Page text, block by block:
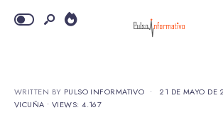
WRITTEN BY PULSO INFORMATIVO • 21 DE MAYO DE
VICUÑA • VIEWS: 4.167